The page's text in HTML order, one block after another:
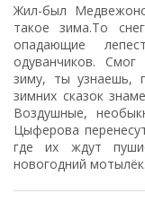
Жил-был
такое зима.То
опадающие
одуванчиков.
зиму, ты узнаешь,
зимних сказок
Воздушные,
Цыферова
где их ждут
новогодний